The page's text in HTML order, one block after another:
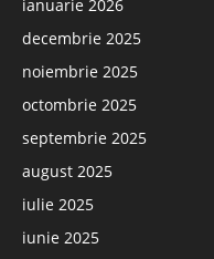
ianuarie 2026
decembrie 2025
noiembrie 2025
octombrie 2025
septembrie 2025
august 2025
iulie 2025
iunie 2025